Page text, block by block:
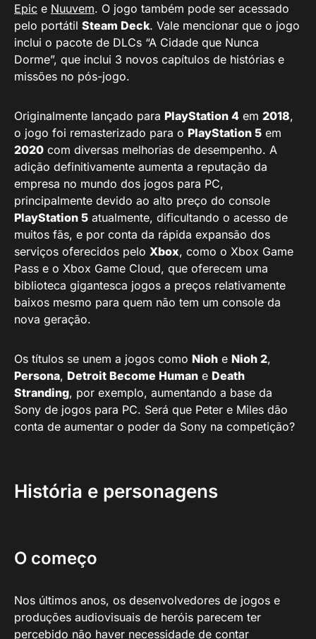
Epic e Nuuvem. O jogo também pode ser acessado
pelo portátil Steam Deck. Vale mencionar que o jogo
inclui o pacote de DLCs “A Cidade que Nunca
Dorme”, que inclui 3 novos capítulos de histórias e
missões no pós-jogo.
Originalmente lançado para PlayStation 4 em 2018,
o jogo foi remasterizado para o PlayStation 5 em
2020 com diversas melhorias de desempenho. A
adição definitivamente aumenta a reputação da
empresa no mundo dos jogos para PC,
principalmente devido ao alto preço do console
PlayStation 5 atualmente, dificultando o acesso de
muitos fãs, e por conta da rápida expansão dos
serviços oferecidos pelo Xbox, como o Xbox Game
Pass e o Xbox Game Cloud, que oferecem uma
biblioteca gigantesca jogos a preços relativamente
baixos mesmo para quem não tem um console da
nova geração.
Os títulos se unem a jogos como Nioh e Nioh 2,
Persona, Detroit Become Human e Death
Stranding, por exemplo, aumentando a base da
Sony de jogos para PC. Será que Peter e Miles dão
conta de aumentar o poder da Sony na competição?
História e personagens
O começo
Nos últimos anos, os desenvolvedores de jogos e
produções audiovisuais de heróis parecem ter
percebido não haver necessidade de contar